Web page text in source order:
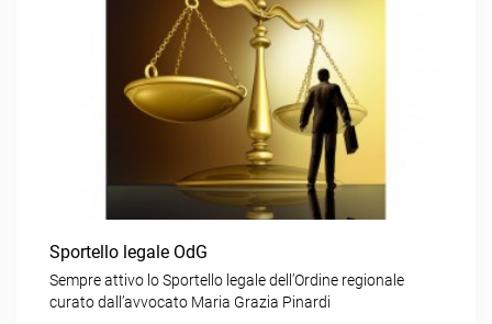
Sportello legale OdG
Sempre attivo lo Sportello legale dell’Ordine regionale
curato dall’avvocato Maria Grazia Pinardi